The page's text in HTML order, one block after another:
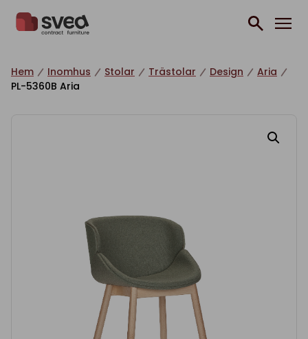
Hem Inomhus Stolar Trästolar Design
Aria
PL-5360B Aria